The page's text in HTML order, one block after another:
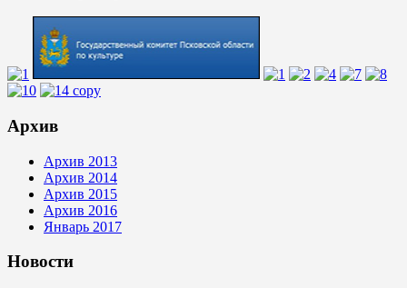
Архив
Архив 2013
Архив 2014
Архив 2015
Архив 2016
Январь 2017
Новости